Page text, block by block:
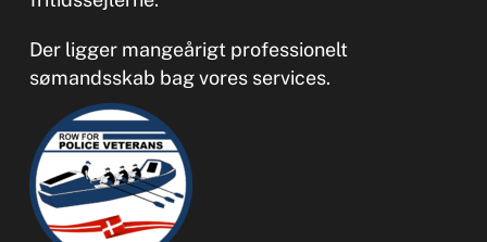
Der ligger mangeårigt professionelt
sømandsskab bag vores services.